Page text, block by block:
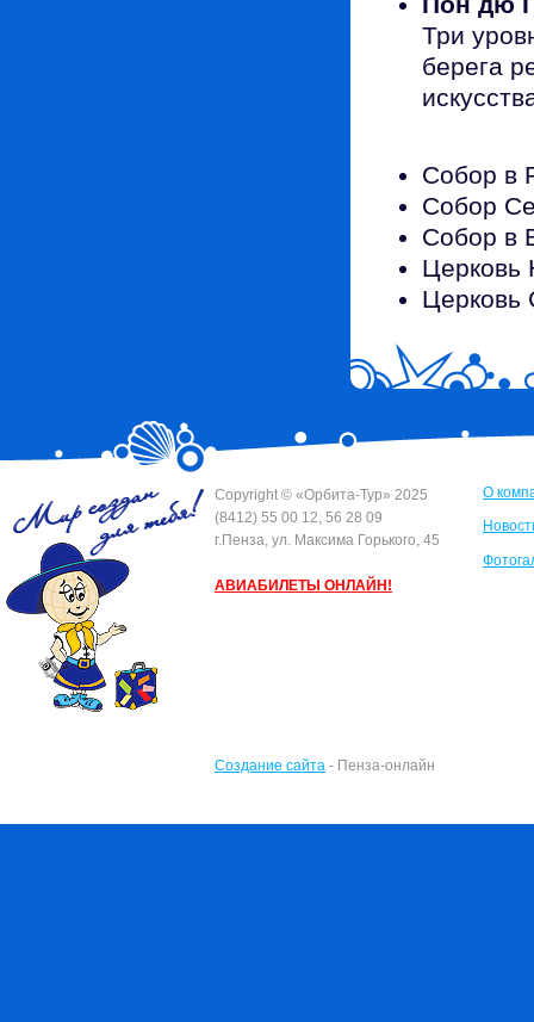
Три
берега
Собор в
Собор
Собор в
Церковь
Церковь
Сopyright © «Орбита-Тур» 2025
(8412) 55 00 12, 56 28 09
г.Пенза, ул. Максима Горького, 45
АВИАБИЛЕТЫ ОНЛАЙН!
Создание сайта - Пенза-онлайн
О